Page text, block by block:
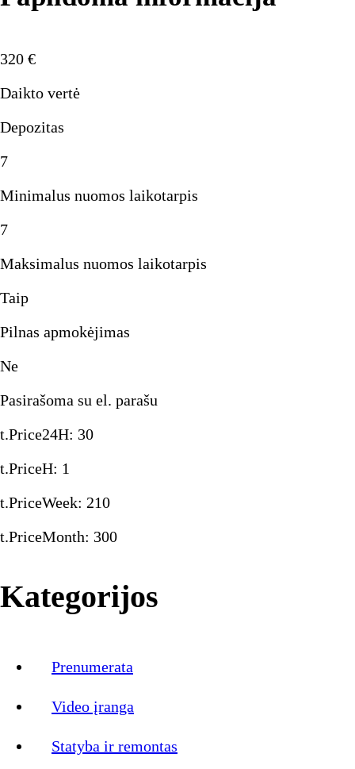
320 €
Daikto vertė
Depozitas
7
Minimalus nuomos laikotarpis
7
Maksimalus nuomos laikotarpis
Taip
Pilnas apmokėjimas
Ne
Pasirašoma su el. parašu
t.Price24H: 30
t.PriceH: 1
t.PriceWeek: 210
t.PriceMonth: 300
Kategorijos
Prenumerata
Video įranga
Statyba ir remontas